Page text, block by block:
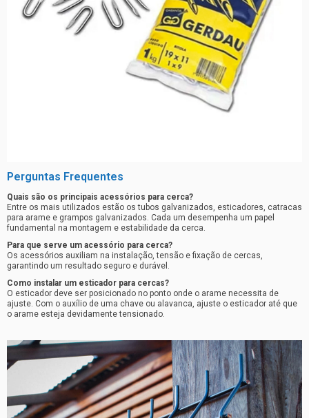
Perguntas Frequentes
Quais são os principais acessórios para cerca?
Entre os mais utilizados estão os tubos galvanizados, esticadores, catracas
para arame e grampos galvanizados. Cada um desempenha um papel
fundamental na montagem e estabilidade da cerca.
Para que serve um acessório para cerca?
Os acessórios auxiliam na instalação, tensão e fixação de cercas,
garantindo um resultado seguro e durável.
Como instalar um esticador para cercas?
O esticador deve ser posicionado no ponto onde o arame necessita de
ajuste. Com o auxílio de uma chave ou alavanca, ajuste o esticador até que
o arame esteja devidamente tensionado.